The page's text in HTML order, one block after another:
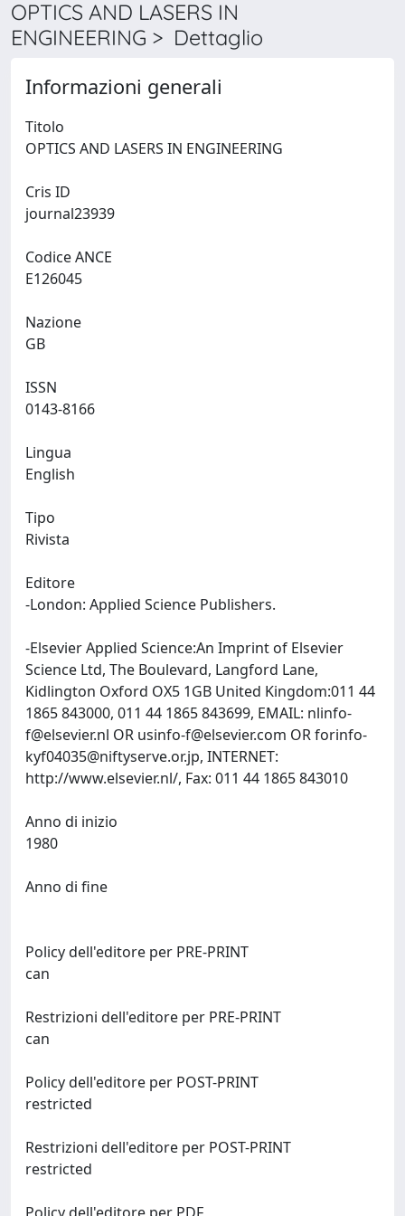
OPTICS AND LASERS IN
ENGINEERING > Dettaglio
Informazioni generali
Titolo
Cris ID
Codice ANCE
Nazione
ISSN
Lingua
Tipo
Rivista
Editore
-London: Applied Science Publishers.
-Elsevier Applied Science:An Imprint of Elsevier
Science Ltd, The Boulevard, Langford Lane,
Kidlington Oxford OX5 1GB United Kingdom:011 44
1865 843000, 011 44 1865 843699, EMAIL: nlinfo-
f@elsevier.nl OR usinfo-f@elsevier.com ORforinfo-
kyf04035@niftyserve.or.jp, INTERNET:
Anno di inizio
Anno di fine
Policy dell'editore per PRE-PRINT
Restrizioni dell'editore per PRE-PRINT
Policy dell'editore per POST-PRINT
Restrizioni dell'editore per POST-PRINT